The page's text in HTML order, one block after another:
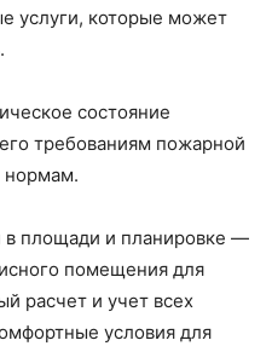
услуги, которые может
состояние
требованиям пожарной
нормам.
в площади и планировке —
помещения для
расчет и учет всех
условия для